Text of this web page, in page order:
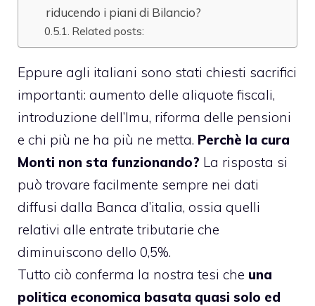
riducendo i piani di Bilancio?
Related posts:
Eppure agli italiani sono stati chiesti sacrifici
importanti: aumento delle aliquote fiscali,
introduzione dell’Imu, riforma delle pensioni
e chi più ne ha più ne metta. Perchè la cura
Monti non sta funzionando? La risposta si
può trovare facilmente sempre nei dati
diffusi dalla Banca d’italia, ossia quelli
relativi alle entrate tributarie che
diminuiscono dello 0,5%.
Tutto ciò conferma la nostra tesi che una
politica economica basata quasi solo ed